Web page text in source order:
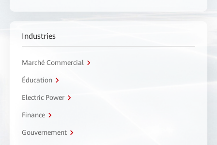
Industries
Marché Commercial
Éducation
Electric Power
Finance
Gouvernement